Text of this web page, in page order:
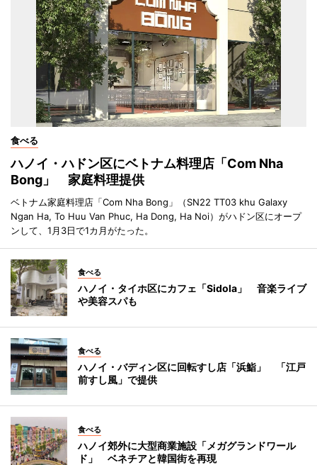
食べる
ハノイ・ハドン区にベトナム料理店「Com Nha
Bong」 家庭料理提供
ベトナム家庭料理店「Com Nha Bong」（SN22 TT03 khu Galaxy
Ngan Ha, To Huu Van Phuc, Ha Dong, Ha Noi）がハドン区にオープ
ンして、1月3日で1カ月がたった。
食べる
ハノイ・タイホ区にカフェ「Sidola」 音楽ライブ
や美容スパも
食べる
ハノイ・バディン区に回転すし店「浜鮨」 「江戸
前すし風」で提供
食べる
ハノイ郊外に大型商業施設「メガグランドワール
ド」 ベネチアと韓国街を再現